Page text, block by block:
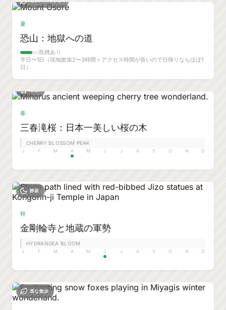
夏
恐山：地獄への道
混雑あり
半日〜1日（現地散策2〜3時間＋アクセス時間が長いので日帰りならほぼ1
日）
春
三春滝桜：日本一美しい桜の木
CHERRY BLOSSOM PEAK
J F M A M J J A S O N D
静寂
秋
金剛輪寺と地蔵の軍勢
HYDRANGEA BLOOM
J F M A M J J A S O N D
楽な散歩